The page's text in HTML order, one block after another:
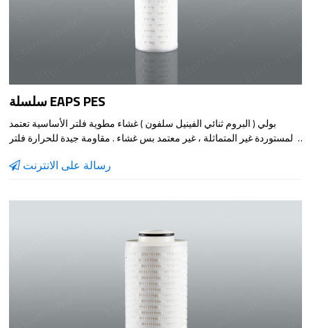
سلسلة EAPS PES
بولي ( البروم ثنائي الفينيل سلفون ) غشاء مطوية فلتر الأساسية تعتمد
المستوردة غير المتماثلة ، غير معتمد بس غشاء . مقاومة جيدة للحرارة فلتر
رسالة على الانترنت